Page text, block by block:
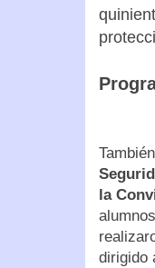
la
dirigido